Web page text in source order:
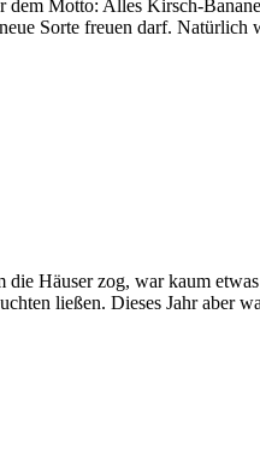
Motto: Alles Kirsch-
Sorte freuen darf.
Häuser zog, war kaum
ließen. Dieses Jahr aber